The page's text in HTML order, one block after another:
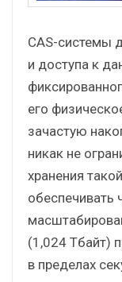
CAS-системы
и доступа к
его
зачастую
никак не
хранения
обеспечивать
(1,024 Тбайт)
в пределах